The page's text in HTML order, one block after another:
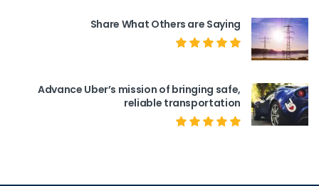
Share What Others are Saying
Advance Uber’s mission of bringing safe,
reliable transportation